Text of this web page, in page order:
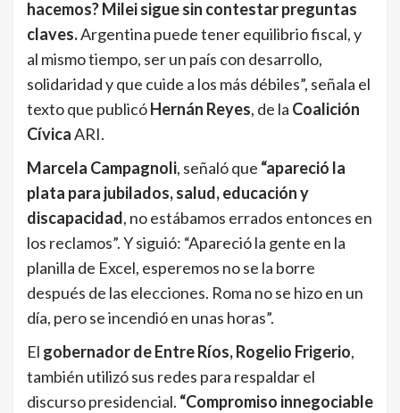
hacemos?Milei sigue sin contestar preguntas
claves.Argentina puede tener equilibrio fiscal, y
al mismo tiempo, ser un país con desarrollo,
solidaridad y que cuide a los más débiles”, señala el
texto que publicóHernán Reyes, de la Coalición
CívicaARI.
Marcela Campagnoli, señaló que “apareció la
plata para jubilados, salud, educación y
discapacidad, no estábamos errados entonces en
los reclamos”. Y siguió: “Apareció la gente en la
planilla de Excel, esperemos no se la borre
después de las elecciones. Roma no se hizo en un
día, pero se incendió en unas horas”.
El gobernador de Entre Ríos, Rogelio Frigerio,
también utilizó sus redes para respaldar el
discurso presidencial. “Compromiso innegociable